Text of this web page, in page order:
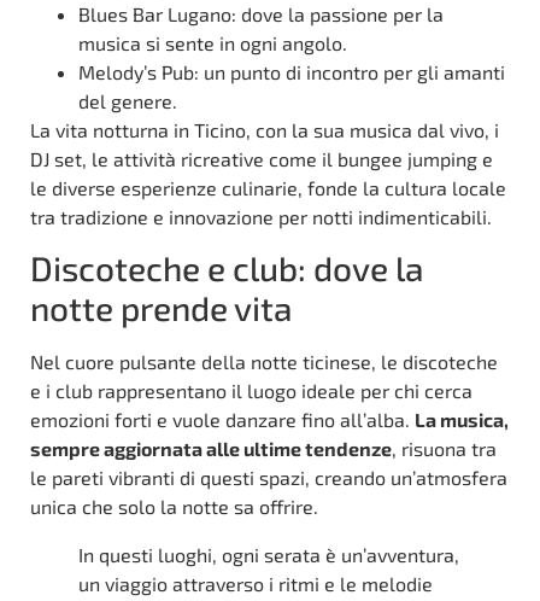
Blues Bar Lugano: dove la passione per la
musica si sente in ogni angolo.
Melody’s Pub: un punto di incontro per gli amanti
del genere.
La vita notturna in Ticino, con la sua musica dal vivo, i
DJ set, le attività ricreative come il bungee jumping e
le diverse esperienze culinarie, fonde la cultura locale
tra tradizione e innovazione per notti indimenticabili.
Discoteche e club: dove la
notte prende vita
Nel cuore pulsante della notte ticinese, le discoteche
e i club rappresentano il luogo ideale per chi cerca
emozioni forti e vuole danzare fino all’alba. La musica,
sempre aggiornata alle ultime tendenze, risuona tra
le pareti vibranti di questi spazi, creando un’atmosfera
unica che solo la notte sa offrire.
In questi luoghi, ogni serata è un’avventura,
un viaggio attraverso i ritmi e le melodie